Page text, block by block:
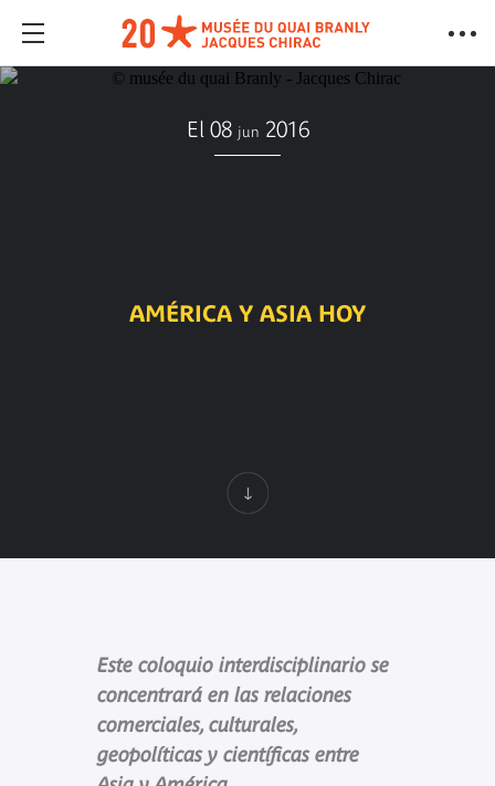
El 08 jun 2016
AMÉRICA Y ASIA HOY
Este coloquio interdisciplinario se
concentrará en las relaciones
comerciales, culturales,
geopolíticas y científicas entre